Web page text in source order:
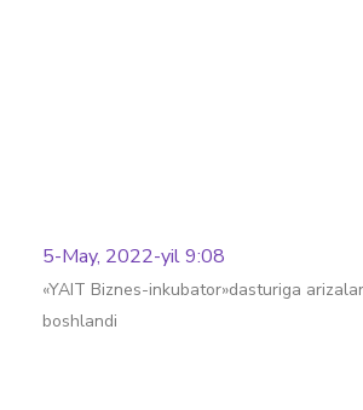
5-May, 2022-yil 9:08
«YAIT Biznes-inkubator»dasturiga
boshlandi